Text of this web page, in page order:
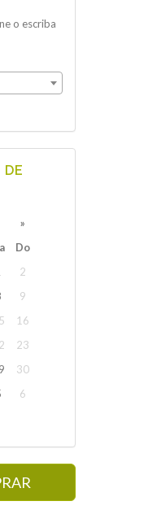
o escriba
DE
»
Do
2
9
16
23
30
6